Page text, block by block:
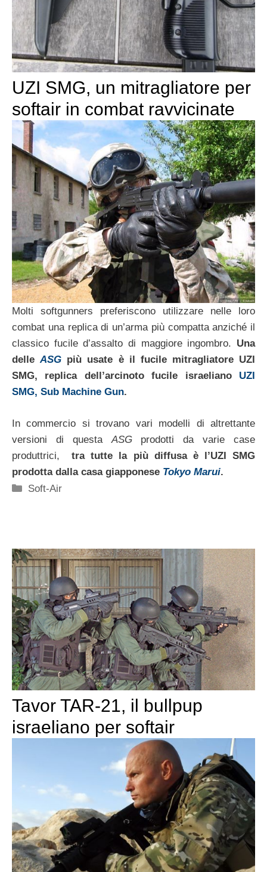
UZI SMG, un mitragliatore per
softair in combat ravvicinate
Molti softgunners preferiscono utilizzare nelle loro
combat una replica di un’arma più compatta anziché il
classico fucile d’assalto di maggiore ingombro. Una
delleASG più usate è il fucile mitragliatore UZI
SMG, replica dell’arcinoto fucile israeliano UZI
SMG, Sub Machine Gun.
In commercio si trovano vari modelli di altrettante
versioni di questa ASGprodotti da varie case
produttrici,tra tutte la più diffusa è l’UZI SMG
prodotta dalla casa giapponese Tokyo Marui.
Categorie
Soft-Air
Tavor TAR-21, il bullpup
israeliano per softair